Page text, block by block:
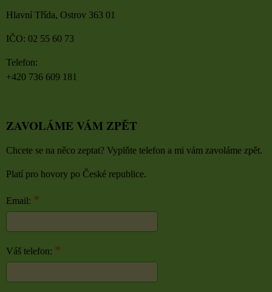
Hlavní Třída, Ostrov 363 01
IČO: 02 55 60 73
Telefon:
+420 736 609 181
ZAVOLÁME VÁM ZPĚT
Chcete se na něco zeptat? Vyplňte telefon a mi vám zavoláme zpět.
Platí pro hovory po České republice.
Email: *
Váš telefon: *